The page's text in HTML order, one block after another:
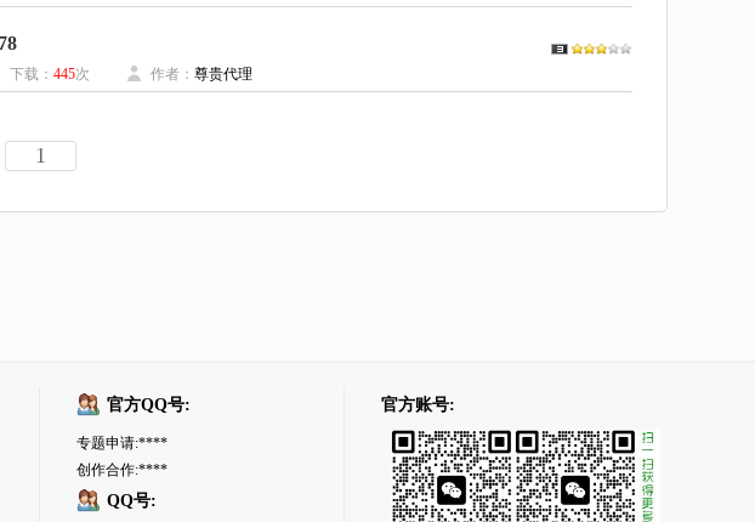
下载： 445次 作者： 尊贵代理
官方QQ号:
专题申请:****
创作合作:****
QQ号:
官方账号: